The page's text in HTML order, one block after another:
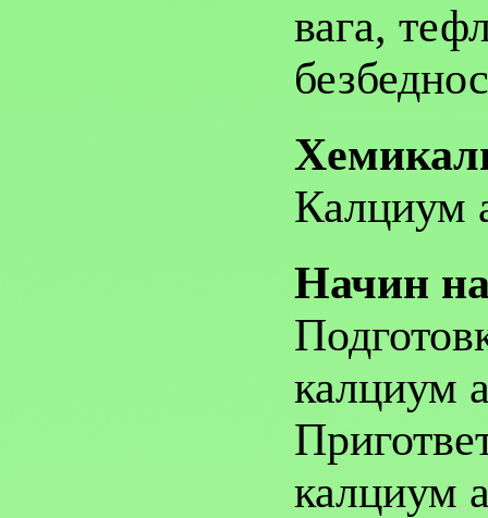
вага,
Калциум
Начин
калциум
калциум